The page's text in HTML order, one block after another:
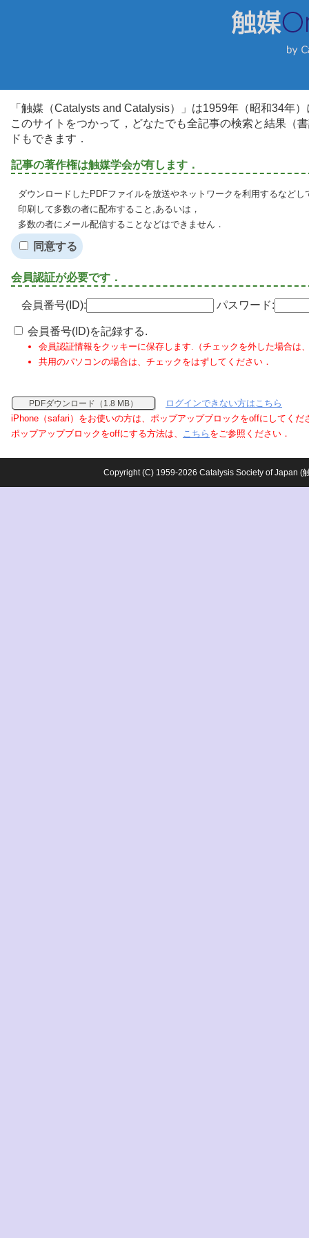
「触媒（Catalysts and Catalysis）」は1959年（昭和34年
このサイトをつかって，どなたでも全記事の検索と結果（
ドもできます．
記事の著作権は触媒学会が有します．
ダウンロードしたPDFファイルを放送やネットワークを利用するなど
印刷して多数の者に配布すること,あるいは，
多数の者にメール配信することなどはできません．
同意する
会員認証が必要です．
会員番号(ID): パスワード:
会員番号(ID)を記録する.
会員認証情報をクッキーに保存します.（チェックを外した場合は
共用のパソコンの場合は、チェックをはずしてください．
PDFダウンロード（1.8 MB）
ログインできない方はこちら
iPhone（safari）をお使いの方は、ポップアップブロックをoffにしてくだ
ポップアップブロックをoffにする方法は、 こちら をご参照ください．
Copyright (C) 1959-2026 Catalysis Society of Japan (